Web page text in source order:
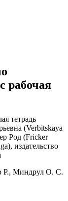
рабочая
Р., Миндрул О. С.